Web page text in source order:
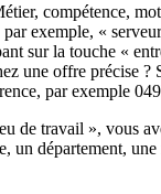
compétence,
exemple, «
sur la touche «
une offre précise ?
par exemple
de travail », vous
un département,